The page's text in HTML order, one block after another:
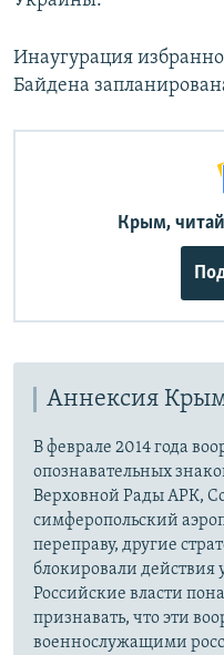
Инаугурация
Байдена
Крым, читай
Аннексия
В феврале 2014 года
опознавательных
Верховной Рады АРК,
симферопольский
переправу, другие
блокировали действия
Российские власти
признавать, что эти
военнослужащими